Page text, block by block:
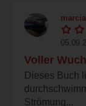
Voller
Dieses Buch
Strömung...